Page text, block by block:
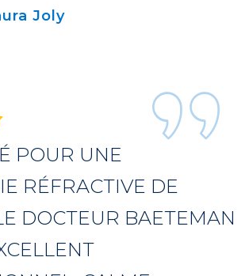
Joly
POUR UNE
RÉFRACTIVE DE
DOCTEUR BAETEMAN